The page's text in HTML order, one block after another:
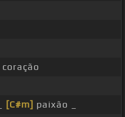
[C#m] paixão _